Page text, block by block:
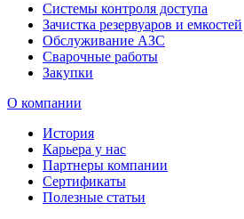
Системы контроля доступа
Зачистка резервуаров и емкостей
Обслуживание АЗС
Сварочные работы
Закупки
О компании
История
Карьера у нас
Партнеры компании
Сертификаты
Полезные статьи